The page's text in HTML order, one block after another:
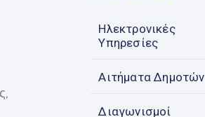
Ηλεκτρονικές
Υπηρεσίες
Αιτήματα Δημοτών
Διαγωνισμοί